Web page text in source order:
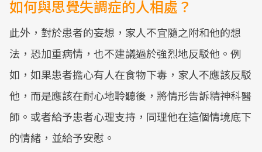
如何與思覺失調症的人相處？
此外，對於患者的妄想，家人不宜隨之附和他的想
法，恐加重病情，也不建議過於強烈地反駁他。例
如，如果患者擔心有人在食物下毒，家人不應該反駁
他，而是應該在耐心地聆聽後，將情形告訴精神科醫
師。或者給予患者心理支持，同理他在這個情境底下
的情緒，並給予安慰。